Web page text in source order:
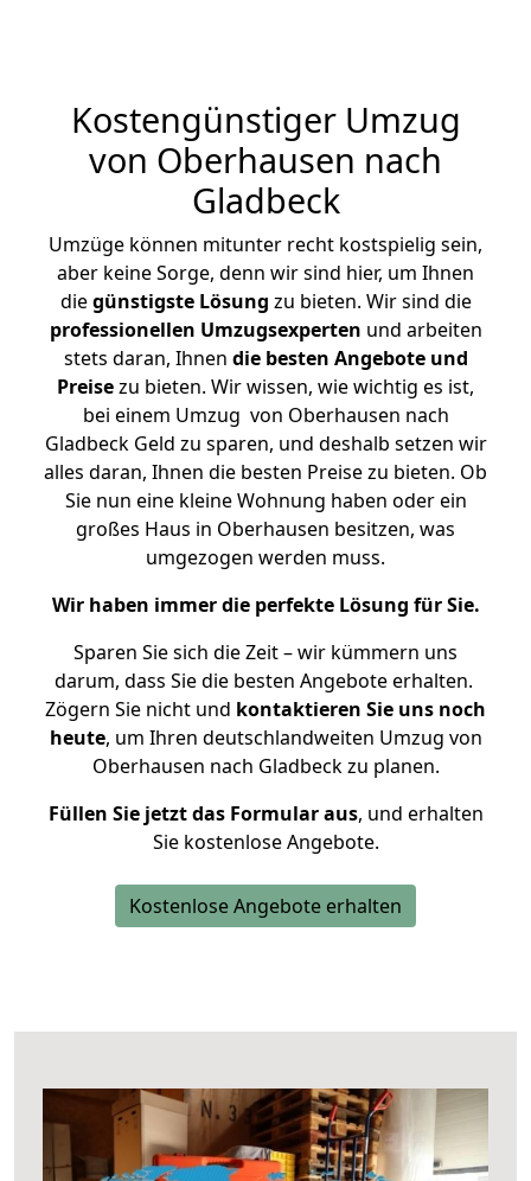
Kostengünstiger Umzug
von Oberhausen nach
Gladbeck
Umzüge können mitunter recht kostspielig sein,
aber keine Sorge, denn wir sind hier, um Ihnen
diegünstigste Lösung zu bieten. Wir sind die
professionellen Umzugsexperten und arbeiten
stets daran, Ihnen die besten Angebote und
Preisezu bieten. Wir wissen, wie wichtig es ist,
bei einem Umzug von Oberhausen nach
Gladbeck Geld zu sparen, und deshalb setzen wir
alles daran, Ihnen die besten Preise zu bieten. Ob
Sie nun eine kleine Wohnung haben oder ein
großes Haus in Oberhausen besitzen, was
umgezogen werden muss.
Wir haben immer die perfekte Lösung für Sie.
Sparen Sie sich die Zeit – wir kümmern uns
darum, dass Sie die besten Angebote erhalten.
Zögern Sie nicht und kontaktieren Sie uns noch
heute, um Ihren deutschlandweiten Umzug von
Oberhausen nach Gladbeck zu planen.
Füllen Sie jetzt das Formular aus, und erhalten
Sie kostenlose Angebote.
Kostenlose Angebote erhalten